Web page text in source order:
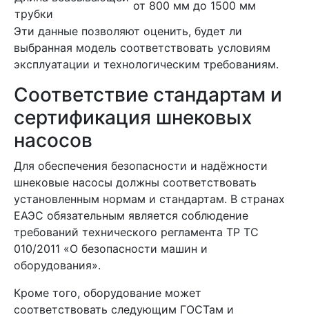
трубки
от 800 мм до 1500 мм
Эти данные позволяют оценить, будет ли
выбранная модель соответствовать условиям
эксплуатации и технологическим требованиям.
Соответствие стандартам и
сертификация шнековых
насосов
Для обеспечения безопасности и надёжности
шнековые насосы должны соответствовать
установленным нормам и стандартам. В странах
ЕАЭС обязательным является соблюдение
требований технического регламента ТР ТС
010/2011 «О безопасности машин и
оборудования».
Кроме того, оборудование может
соответствовать следующим ГОСТам и